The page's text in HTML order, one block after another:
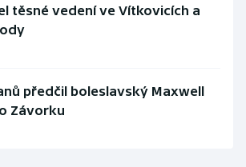
těsné vedení ve Vítkovicích a
předčil boleslavský Maxwell
Závorku